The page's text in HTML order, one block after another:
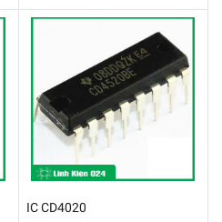
IC CD4020